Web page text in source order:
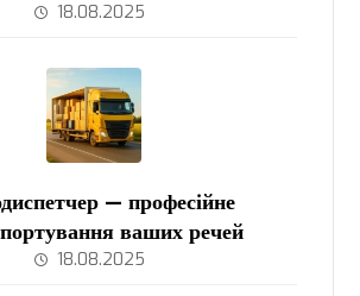
18.08.2025
— професійне
ваших речей
18.08.2025